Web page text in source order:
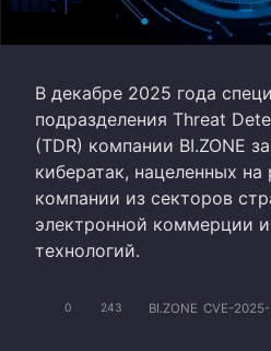
В декабре 2025 года
подразделения Threat
(TDR) компании BI.ZONE
кибератак, нацеленных на
компании из секторов
электронной коммерции
технологий.
0 243 BI.ZONE CVE-